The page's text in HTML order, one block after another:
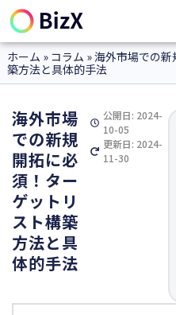
ホーム » コラム »海外市場での
築方法と具体的手法
海外市場
での新規
開拓に必
須！ター
ゲットリ
スト構築
方法と具
体的手法
公開日: 2024-
10-05
更新日: 2024-
11-30